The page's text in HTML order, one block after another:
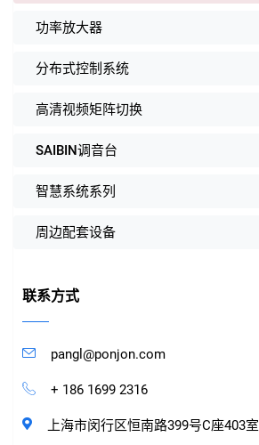
功率放大器
分布式控制系统
高清视频矩阵切换
SAIBIN调音台
智慧系统系列
周边配套设备
联系方式
pangl@ponjon.com
+ 186 1699 2316
上海市闵行区恒南路399号C座403室